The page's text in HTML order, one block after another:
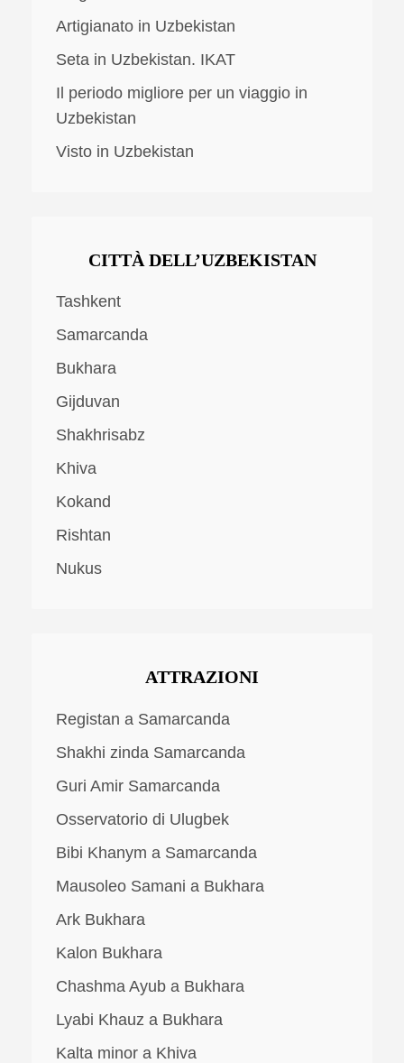
Artigianato in Uzbekistan
Seta in Uzbekistan. IKAT
Il periodo migliore per un viaggio in
Uzbekistan
Visto in Uzbekistan
CITTÀ DELL’UZBEKISTAN
Tashkent
Samarcanda
Bukhara
Gijduvan
Shakhrisabz
Khiva
Kokand
Rishtan
Nukus
ATTRAZIONI
Registan a Samarcanda
Shakhi zinda Samarcanda
Guri Amir Samarcanda
Osservatorio di Ulugbek
Bibi Khanym a Samarcanda
Mausoleo Samani a Bukhara
Ark Bukhara
Kalon Bukhara
Chashma Ayub a Bukhara
Lyabi Khauz a Bukhara
Kalta minor a Khiva